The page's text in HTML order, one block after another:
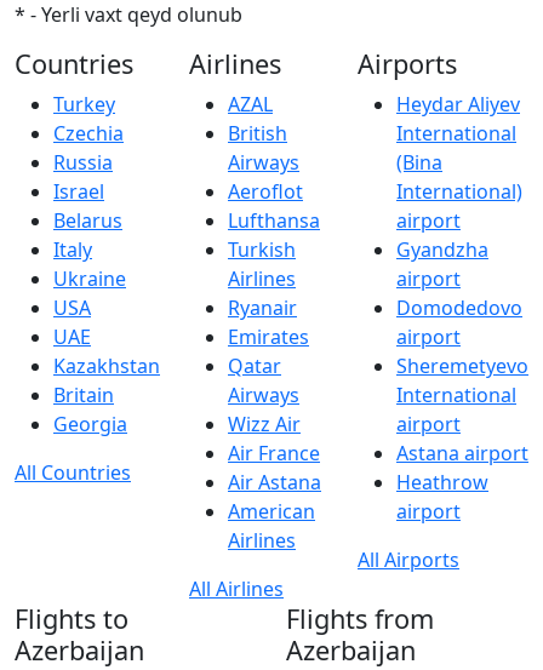
* - Yerli vaxt qeyd olunub
Countries
Turkey
Czechia
Russia
Israel
Belarus
Italy
Ukraine
USA
UAE
Kazakhstan
Britain
Georgia
All Countries
Airlines
AZAL
British
Airways
Aeroflot
Lufthansa
Turkish
Airlines
Ryanair
Emirates
Qatar
Airways
Wizz Air
Air France
Air Astana
American
Airlines
All Airlines
Airports
Heydar Aliyev
International
(Bina
International)
airport
Gyandzha
airport
Domodedovo
airport
Sheremetyevo
International
airport
Astana airport
Heathrow
airport
All Airports
Flights to
Azerbaijan
Flights from
Azerbaijan